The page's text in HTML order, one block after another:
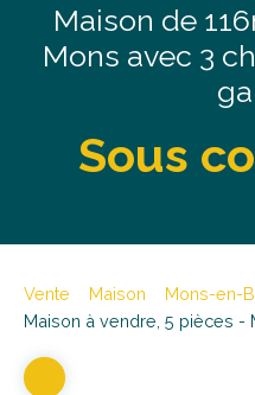
Maison de
Mons avec 3
Sous
Vente Maison
Mons-en-
Maison à vendre, 5 pièces -